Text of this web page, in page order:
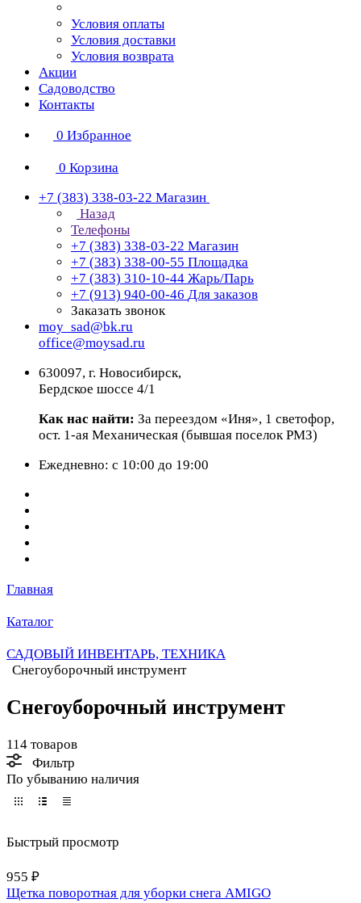
Условия оплаты
Условия доставки
Условия возврата
Акции
Садоводство
Контакты
0 Избранное
0 Корзина
+7 (383) 338-03-22 Магазин
Назад
Телефоны
+7 (383) 338-03-22 Магазин
+7 (383) 338-00-55 Площадка
+7 (383) 310-10-44 Жарь/Парь
+7 (913) 940-00-46 Для заказов
Заказать звонок
moy_sad@bk.ru
office@moysad.ru
630097, г. Новосибирск,
Бердское шоссе 4/1
Как нас найти: За переездом «Иня», 1 светофор,
ост. 1-ая Механическая (бывшая поселок РМЗ)
Ежедневно: с 10:00 до 19:00
Главная
Каталог
САДОВЫЙ ИНВЕНТАРЬ, ТЕХНИКА
Снегоуборочный инструмент
Снегоуборочный инструмент
114 товаров
Фильтр
По убыванию наличия
Быстрый просмотр
955 ₽
Щетка поворотная для уборки снега AMIGO